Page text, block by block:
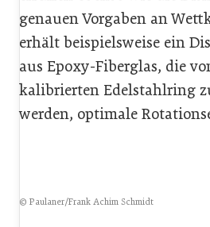
genauen Vorgaben an
erhält beispielsweise ein
aus Epoxy-Fiberglas, die
kalibrierten Edelstahlring
werden, optimale
© Paulaner/Frank Achim Schmidt